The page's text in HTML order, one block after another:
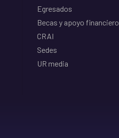
Egresados
Becas y apoyo financiero
CRAI
Sedes
UR media